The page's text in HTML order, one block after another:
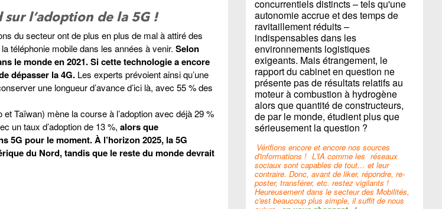
l’adoption de la 5G !
du secteur ont de plus en plus de mal à attiré des
téléphonie mobile dans les années à venir. Selon
le monde en 2021. Si cette technologie a encore
dépasser la 4G. Les experts prévoient ainsi qu’une
une longueur d’avance d’ici là, avec 55 % des
Taïwan) mène la course à l’adoption avec déjà 29 %
un taux d’adoption de 13 %, alors que
5G pour le moment. À l’horizon 2025, la 5G
du Nord, tandis que le reste du monde devrait
concurrentiels distincts – tels qu'une
autonomie accrue et des temps de
ravitaillement réduits –
indispensables dans les
environnements logistiques
exigeants. Mais étrangement, le
rapport du cabinet en question ne
présente pas de résultats relatifs au
moteur à combustion à hydrogène
alors que quantité de constructeurs,
de par le monde, étudient plus que
sérieusement la question ?
Vérifions encore et encore nos sources
d'informations ! L'IA comme les réseaux
sociaux sont capables de tout… et leur
contraire. Donc, avant de liker, répondre, re-
poster, transférer, etc. restez vigilants !
Heureusement dans le secteur des Mobilités,
c'est beaucoup plus simple, il suffit de nous